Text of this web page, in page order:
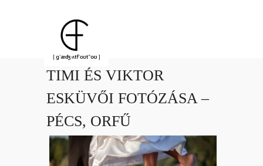
TIMI ÉS VIKTOR
ESKÜVŐI FOTÓZÁSA –
PÉCS, ORFŰ